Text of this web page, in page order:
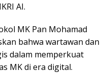
AI.
MK Pan Mohamad
bahwa wartawan dan
dalam memperkuat
MK di era digital.